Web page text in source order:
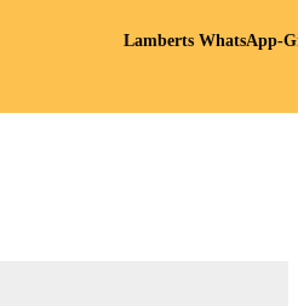
Lamberts WhatsApp-